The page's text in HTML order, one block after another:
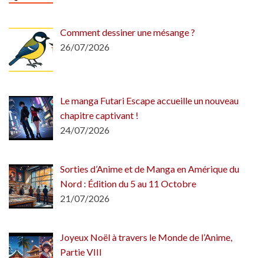
Comment dessiner une mésange ?
26/07/2026
Le manga Futari Escape accueille un nouveau
chapitre captivant !
24/07/2026
Sorties d’Anime et de Manga en Amérique du
Nord : Édition du 5 au 11 Octobre
21/07/2026
Joyeux Noël à travers le Monde de l’Anime,
Partie VIII